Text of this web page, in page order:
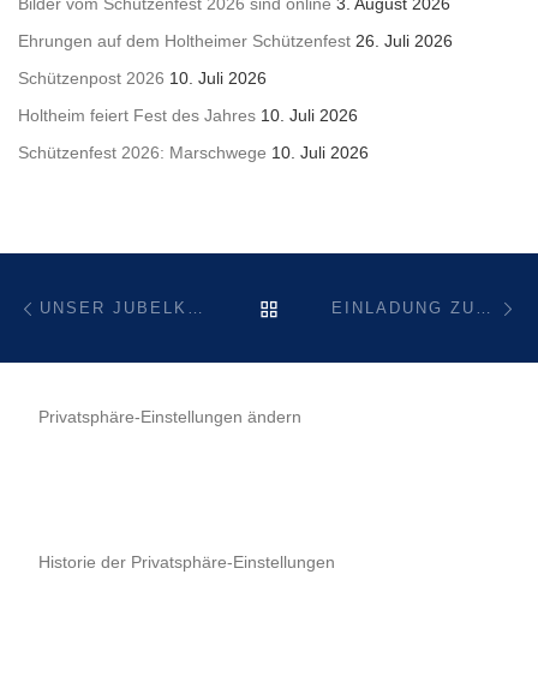
Bilder vom Schützenfest 2026 sind online 3. August 2026
Ehrungen auf dem Holtheimer Schützenfest 26. Juli 2026
Schützenpost 2026 10. Juli 2026
Holtheim feiert Fest des Jahres 10. Juli 2026
Schützenfest 2026: Marschwege 10. Juli 2026
BeitragsnavigationZURÜCK ZUR
Privatsphäre-Einstellungen ändern
Historie der Privatsphäre-Einstellungen